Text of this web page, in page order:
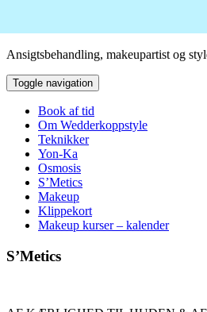
Ansigtsbehandling, makeupartist og
Toggle navigation
Book af tid
Om Wedderkoppstyle
Teknikker
Yon-Ka
Osmosis
S’Metics
Makeup
Klippekort
Makeup kurser – kalender
S’Metics